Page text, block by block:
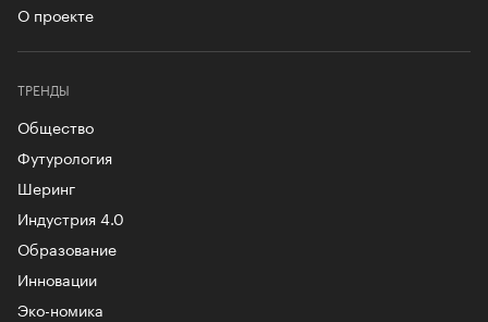
О проекте
ТРЕНДЫ
Общество
Футурология
Шеринг
Индустрия 4.0
Образование
Инновации
Эко-номика